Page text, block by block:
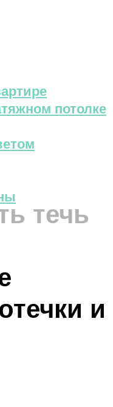
потолке
течь
и